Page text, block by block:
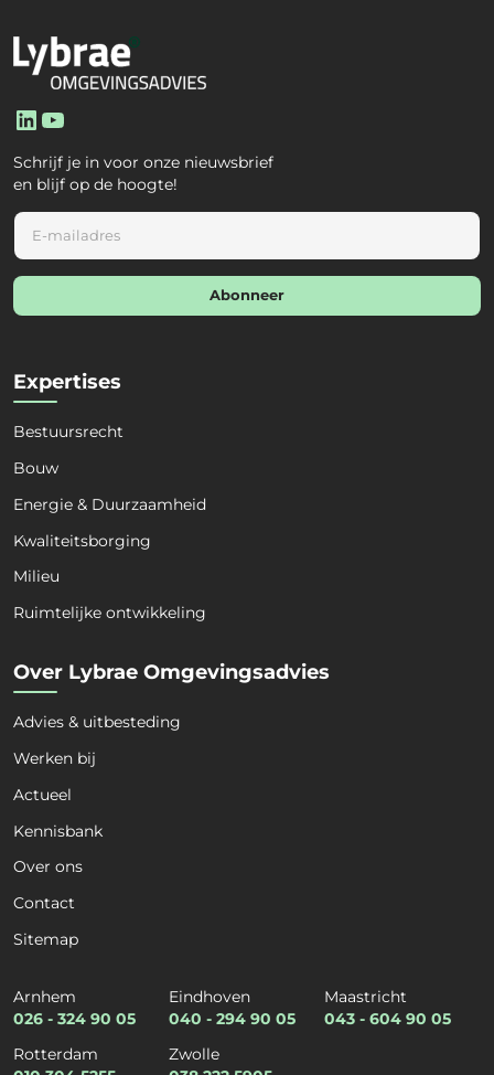
LinkedIn
Schrijf je in voor onze nieuwsbrief
en blijf op de hoogte!
E
a
i
l
Abonneer
Expertises
Bestuursrecht
Bouw
Energie & Duurzaamheid
Kwaliteitsborging
Milieu
Ruimtelijke ontwikkeling
Over Lybrae Omgevingsadvies
Advies & uitbesteding
Werken bij
Actueel
Kennisbank
Over ons
Contact
Sitemap
Arnhem
026 - 324 90 05
Eindhoven
040 - 294 90 05
Maastricht
043 - 604 90 05
Rotterdam
Zwolle
Naam*
Telefoon